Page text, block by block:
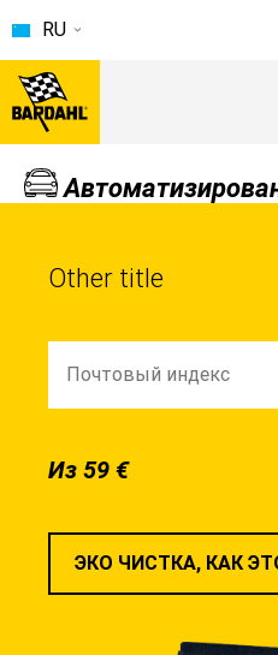
RU
Other title
Из 59 €
ЭКО ЧИСТКА, КАК